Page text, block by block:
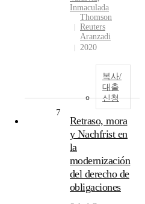
Inmaculada
Thomson
Reuters
Aranzadi
2020
복사/
대출
신청
7
Retraso, mora
y Nachfrist en
la
modernización
del derecho de
obligaciones